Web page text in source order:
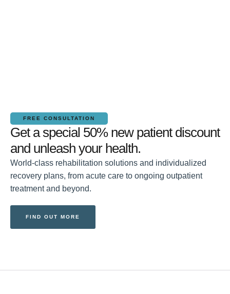
FREE CONSULTATION
Get a special 50% new patient discount
and unleash your health.
World-class rehabilitation solutions and individualized
recovery plans, from acute care to ongoing outpatient
treatment and beyond.
FIND OUT MORE